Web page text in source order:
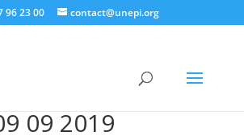
96 23 00 contact@unepi.org
09 2019